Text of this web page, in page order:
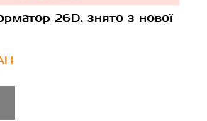
26D, знято з нової